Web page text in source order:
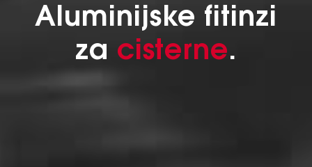
Aluminijske fitinzi
za cisterne.